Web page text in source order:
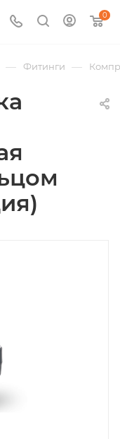
0
— Фитинги —